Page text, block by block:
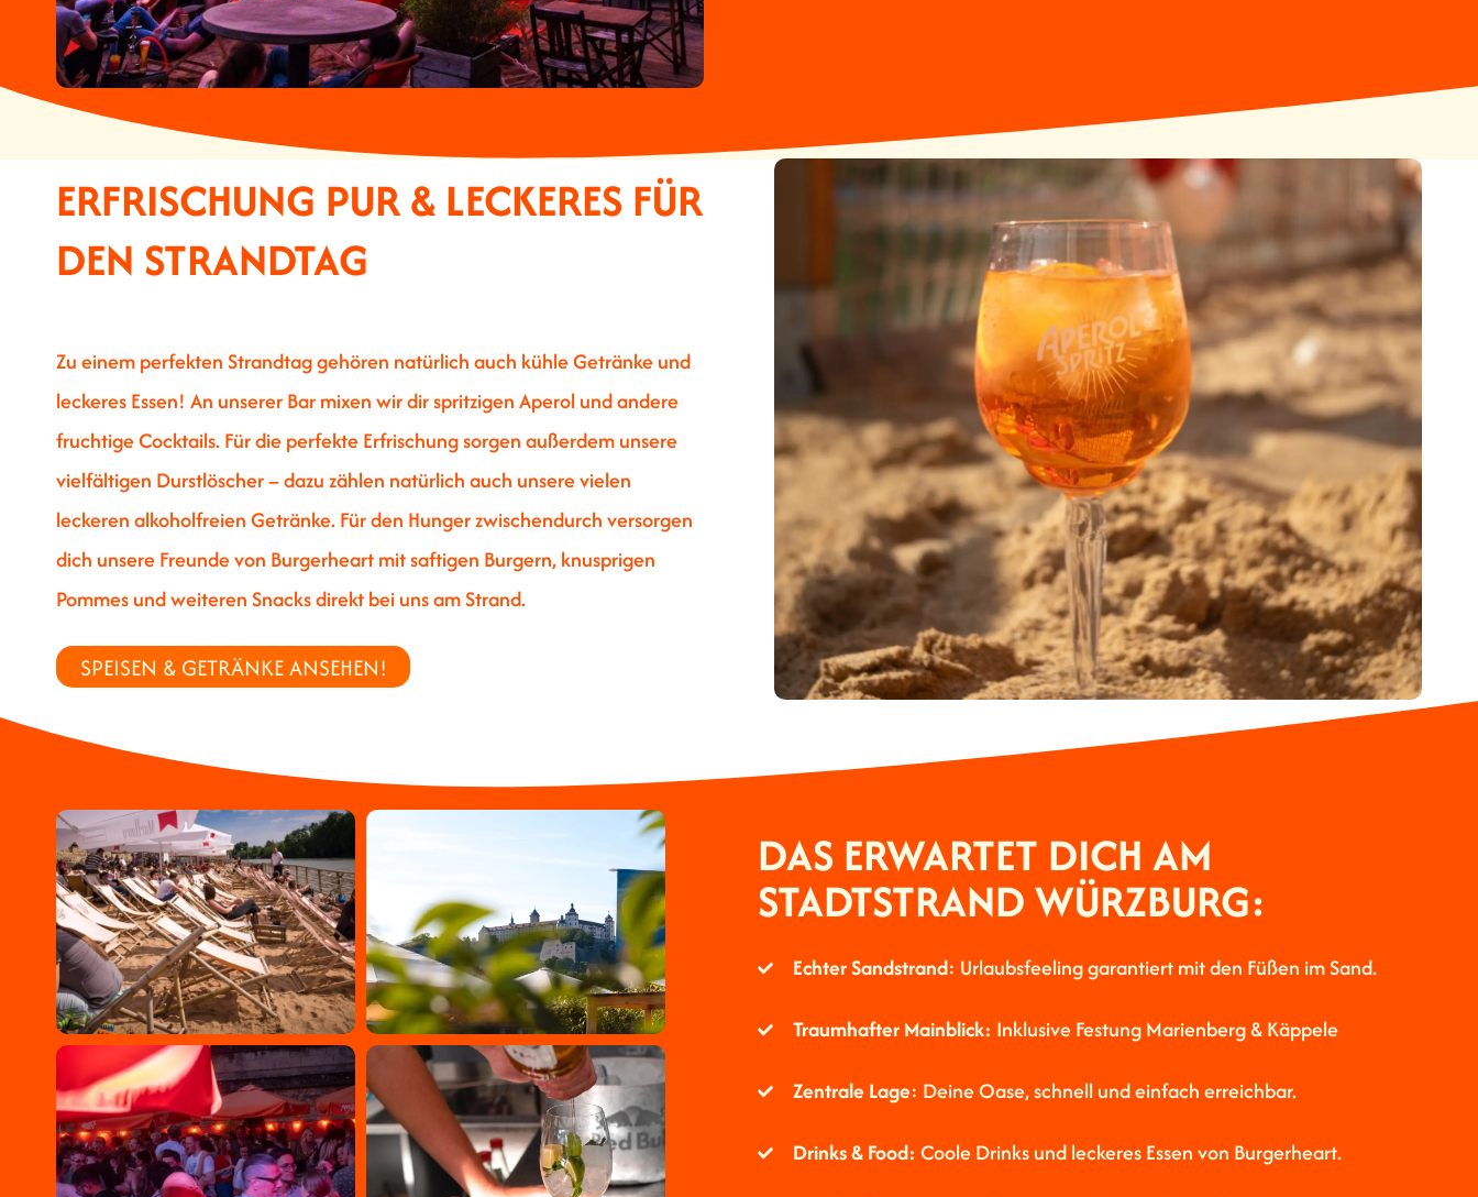
ERFRISCHUNG PUR & LECKERES FÜR
DEN STRANDTAG
Zu einem perfekten Strandtag gehören natürlich auch kühle Getränke und
leckeres Essen! An unserer Bar mixen wir dir spritzigen Aperol und andere
fruchtige Cocktails. Für die perfekte Erfrischung sorgen außerdem unsere
vielfältigen Durstlöscher – dazu zählen natürlich auch unsere vielen
leckeren alkoholfreien Getränke. Für den Hunger zwischendurch versorgen
dich unsere Freunde von Burgerheart mit saftigen Burgern, knusprigen
Pommes und weiteren Snacks direkt bei uns am Strand.
SPEISEN & GETRÄNKE ANSEHEN!
DAS ERWARTET DICH AM
STADTSTRAND WÜRZBURG:
Echter Sandstrand: Urlaubsfeeling garantiert mit den Füßen im Sand.
Traumhafter Mainblick: Inklusive Festung Marienberg & Käppele
Zentrale Lage: Deine Oase, schnell und einfach erreichbar.
Drinks & Food: Coole Drinks und leckeres Essen von Burgerheart.